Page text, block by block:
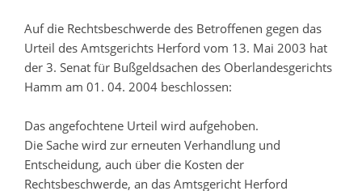
Auf die Rechtsbeschwerde des Betroffenen gegen das
Urteil des Amtsgerichts Herford vom 13. Mai 2003 hat
der 3. Senat für Bußgeldsachen des Oberlandesgerichts
Hamm am 01. 04. 2004 beschlossen:
Das angefochtene Urteil wird aufgehoben.
Die Sache wird zur erneuten Verhandlung und
Entscheidung, auch über die Kosten der
Rechtsbeschwerde, an das Amtsgericht Herford